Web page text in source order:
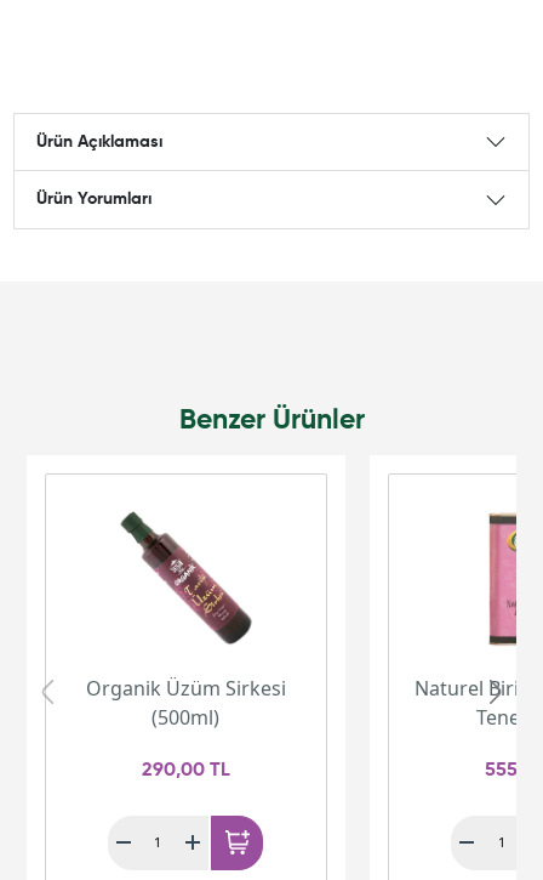
Ürün Açıklaması
Ürün Yorumları
Benzer Ürünler
Organik Üzüm Sirkesi
(500ml)
290,00 TL
Naturel